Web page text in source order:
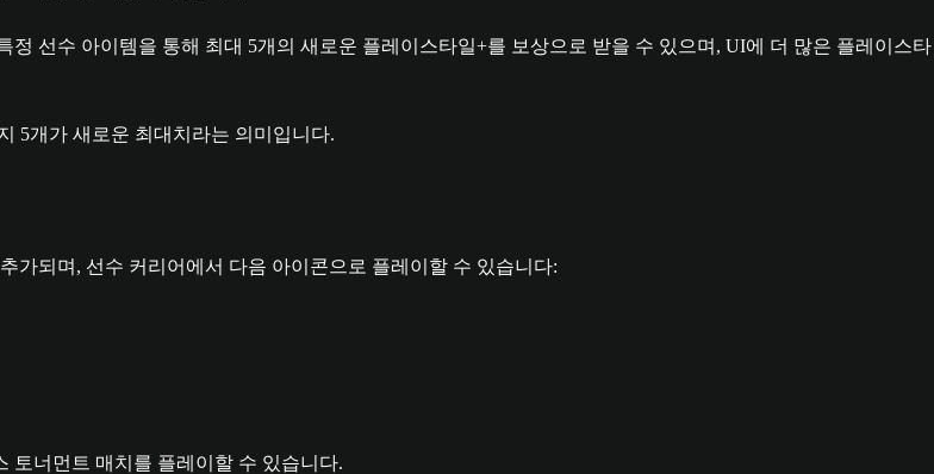
선수 아이템을 통해 최대 5개의 새로운 플레이스타일+를 보상으로 받을 수 있으며, UI에 더 많은 플레이스타
5개가 새로운 최대치라는 의미입니다.
가되며, 선수 커리어에서 다음 아이콘으로 플레이할 수 있습니다:
토너먼트 매치를 플레이할 수 있습니다.